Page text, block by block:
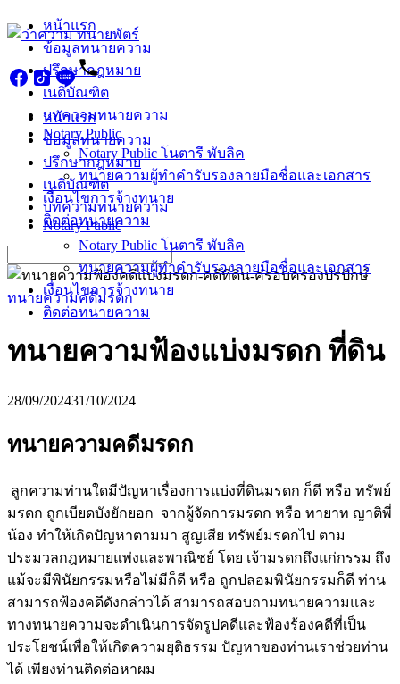
Skip
to
content
หน้าแรก
ข้อมูลทนายความ
ปรึกษากฎหมาย
เนติบัณฑิต
บทความทนายความ
Notary Public
Notary Public โนตารี พับลิค
ทนายความผู้ทำคำรับรองลายมือชื่อและเอกสาร
เงื่อนไขการจ้างทนาย
ติดต่อทนายความ
หน้าแรก
ข้อมูลทนายความ
ปรึกษากฎหมาย
เนติบัณฑิต
บทความทนายความ
Notary Public
Notary Public โนตารี พับลิค
ทนายความผู้ทำคำรับรองลายมือชื่อและเอกสาร
เงื่อนไขการจ้างทนาย
ติดต่อทนายความ
for:
ทนายความคดีมรดก
ทนายความฟ้องแบ่งมรดก ที่ดิน
28/09/202431/10/2024
ทนายความคดีมรดก
ลูกความท่านใดมีปัญหาเรื่องการแบ่งที่ดินมรดก ก็ดี หรือ ทรัพย์
มรดก ถูกเบียดบังยักยอก จากผู้จัดการมรดก หรือ ทายาท ญาติพี่
น้อง ทำให้เกิดปัญหาตามมา สูญเสีย ทรัพย์มรดกไป ตาม
ประมวลกฎหมายแพ่งและพาณิชย์ โดย เจ้ามรดกถึงแก่กรรม ถึง
แม้จะมีพินัยกรรมหรือไม่มีก็ดี หรือ ถูกปลอมพินัยกรรมก็ดี ท่าน
สามารถฟ้องคดีดังกล่าวได้ สามารถสอบถามทนายความและ
ทางทนายความจะดำเนินการจัดรูปคดีและฟ้องร้องคดีที่เป็น
ประโยชน์เพื่อให้เกิดความยุติธรรม ปัญหาของท่านเราช่วยท่าน
ได้ เพียงท่านติดต่อหาผม